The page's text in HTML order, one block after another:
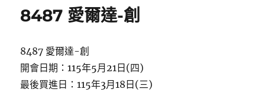
8487 愛爾達-創
8487 愛爾達-創
開會日期：115年5月21日(四)
最後買進日：115年3月18日(三)